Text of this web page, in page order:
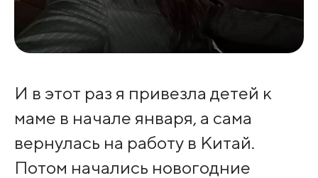
И в этот раз я привезла детей к
маме в начале января, а сама
вернулась на работу в Китай.
Потом начались новогодние